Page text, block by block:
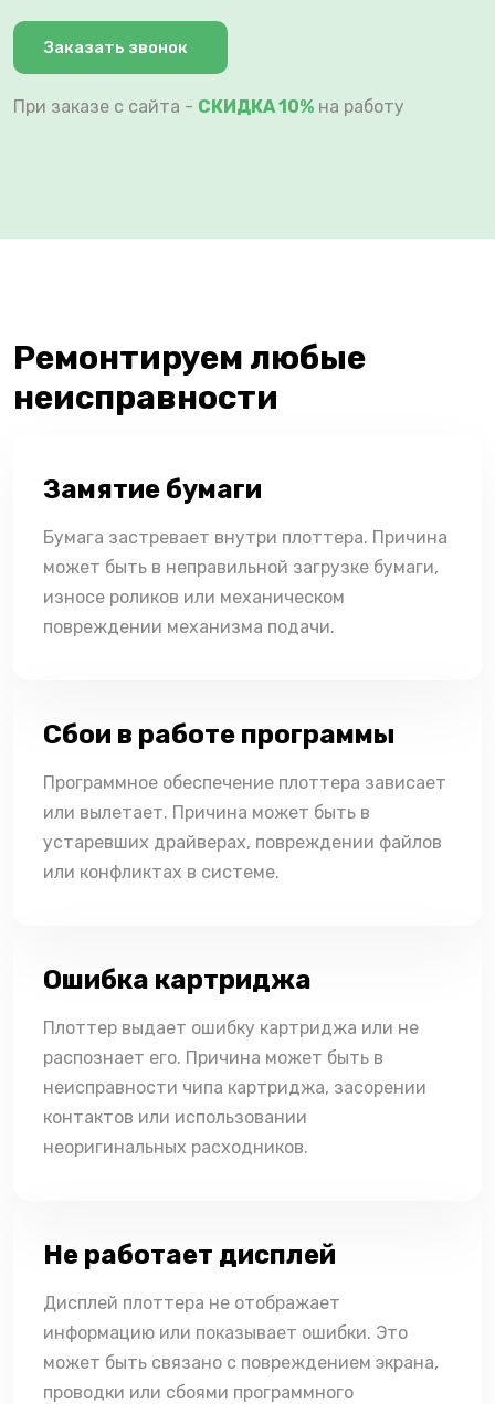
Заказать звонок
При заказе с сайта - СКИДКА 10% на работу
Ремонтируем любые
неисправности
Замятие бумаги
Бумага застревает внутри плоттера. Причина
может быть в неправильной загрузке бумаги,
износе роликов или механическом
повреждении механизма подачи.
Сбои в работе программы
Программное обеспечение плоттера зависает
или вылетает. Причина может быть в
устаревших драйверах, повреждении файлов
или конфликтах в системе.
Ошибка картриджа
Плоттер выдает ошибку картриджа или не
распознает его. Причина может быть в
неисправности чипа картриджа, засорении
контактов или использовании
неоригинальных расходников.
Не работает дисплей
Дисплей плоттера не отображает
информацию или показывает ошибки. Это
может быть связано с повреждением экрана,
проводки или сбоями программного